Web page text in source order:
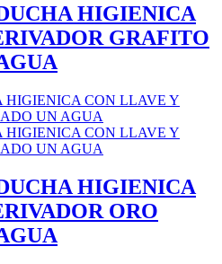
HIGIENICA
GRAFITO
HIGIENICA
ORO